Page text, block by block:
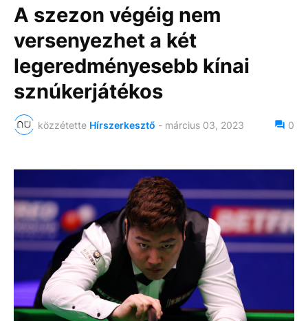
A szezon végéig nem
versenyezhet a két
legeredményesebb kínai
sznúkerjátékos
közzétette Hírszerkesztő - március 03, 2023 0